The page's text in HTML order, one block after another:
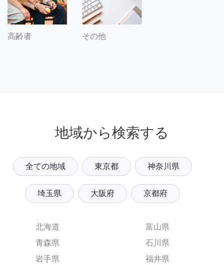
高齢者 その他
地域から検索する
全ての地域 東京都 神奈川県
埼玉県 大阪府 京都府
北海道
青森県
岩手県
富山県
石川県
福井県